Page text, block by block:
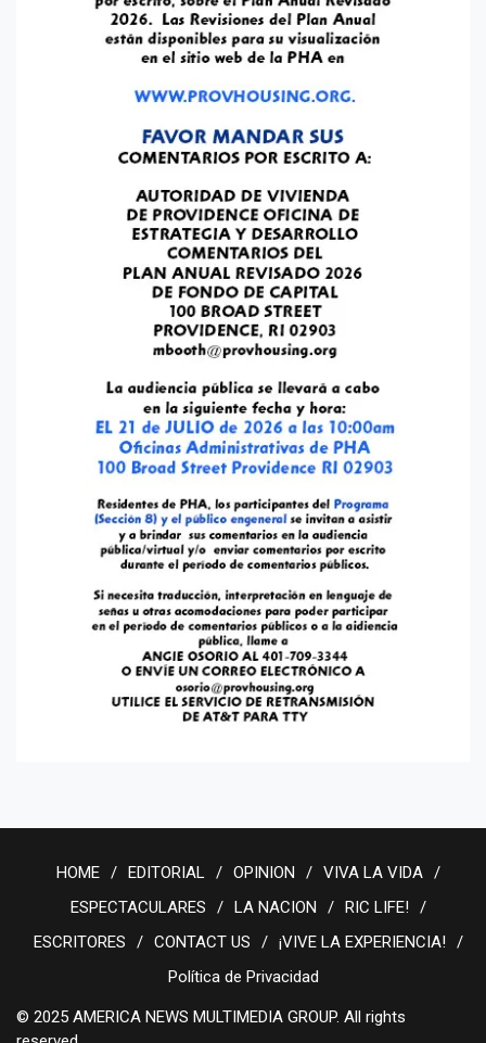
HOME EDITORIAL OPINION
VIVA LA VIDA
ESPECTACULARES
LA NACION
RIC LIFE!
ESCRITORES
CONTACT US
¡VIVE LA EXPERIENCIA!
Política de Privacidad
© 2025 AMERICA NEWS MULTIMEDIA GROUP. All rights